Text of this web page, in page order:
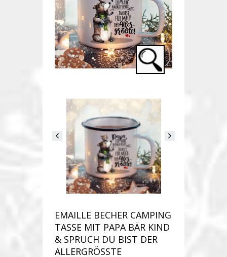
EMAILLE BECHER CAMPING
TASSE MIT PAPA BÄR KIND
& SPRUCH DU BIST DER
ALLERGRÖSSTE K